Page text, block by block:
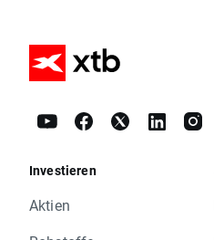
Investieren
Aktien